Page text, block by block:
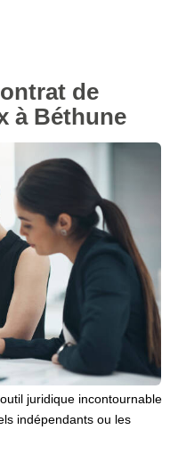
de
à Béthune
juridique incontournable
indépendants ou les